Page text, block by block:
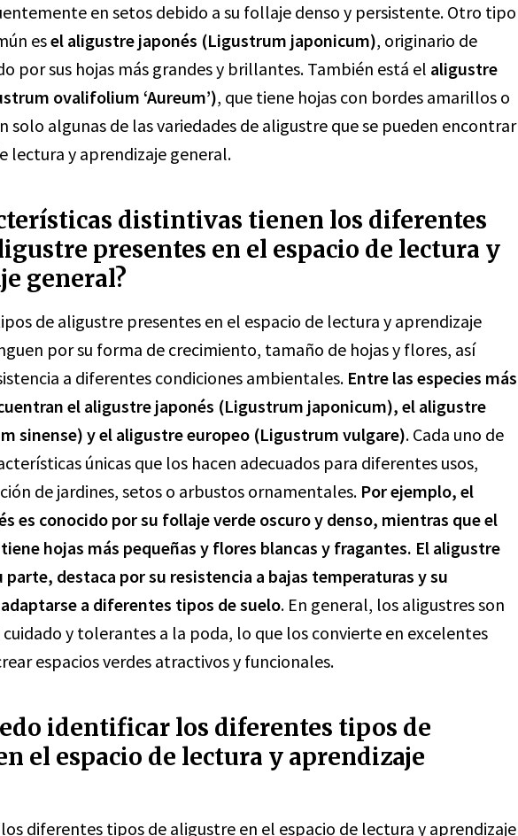
en setos debido a su follaje denso y persistente. Otro tipo
esel aligustre japonés (Ligustrum japonicum), originario de
por sus hojas más grandes y brillantes. También está el aligustre
ovalifolium ‘Aureum’), que tiene hojas con bordes amarillos o
solo algunas de las variedades de aligustre que se pueden encontrar
lectura y aprendizaje general.
distintivas tienen los diferentes
presentes en el espacio de lectura y
general?
de aligustre presentes en el espacio de lectura y aprendizaje
por su forma de crecimiento, tamaño de hojas y flores, así
a diferentes condiciones ambientales. Entre las especies más
el aligustre japonés (Ligustrum japonicum), el aligustre
sinense) y el aligustre europeo (Ligustrum vulgare). Cada uno de
únicas que los hacen adecuados para diferentes usos,
de jardines, setos o arbustos ornamentales. Por ejemplo, el
es conocido por su follaje verde oscuro y denso, mientras que el
hojas más pequeñas y flores blancas y fragantes. El aligustre
parte, destaca por su resistencia a bajas temperaturas y su
a diferentes tipos de suelo. En general, los aligustres son
y tolerantes a la poda, lo que los convierte en excelentes
espacios verdes atractivos y funcionales.
identificar los diferentes tipos de
el espacio de lectura y aprendizaje
diferentes tipos de aligustre en el espacio de lectura y aprendizaje